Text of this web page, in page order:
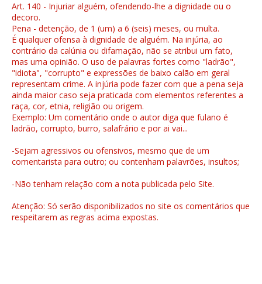
Art. 140 - Injuriar alguém, ofendendo-lhe a dignidade ou o
decoro.
Pena - detenção, de 1 (um) a 6 (seis) meses, ou multa.
É qualquer ofensa à dignidade de alguém. Na injúria, ao
contrário da calúnia ou difamação, não se atribui um fato,
mas uma opinião. O uso de palavras fortes como "ladrão",
"idiota", "corrupto" e expressões de baixo calão em geral
representam crime. A injúria pode fazer com que a pena seja
ainda maior caso seja praticada com elementos referentes a
raça, cor, etnia, religião ou origem.
Exemplo: Um comentário onde o autor diga que fulano é
ladrão, corrupto, burro, salafrário e por ai vai...
-Sejam agressivos ou ofensivos, mesmo que de um
comentarista para outro; ou contenham palavrões, insultos;
-Não tenham relação com a nota publicada pelo Site.
Atenção: Só serão disponibilizados no site os comentários que
respeitarem as regras acima expostas.